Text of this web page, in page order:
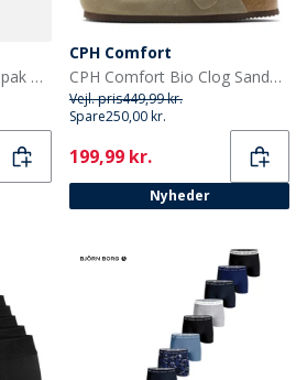
BJORN BORG Herre 12-pak Bomuld Stretch Boxers Multipack 1
CPH Comfort
CPH Comfort Bio Clog Sandaler af ruskind Taupe
Vejl. pris449,99 kr.
Spare250,00 kr.
Current
199,99 kr.
Nyheder